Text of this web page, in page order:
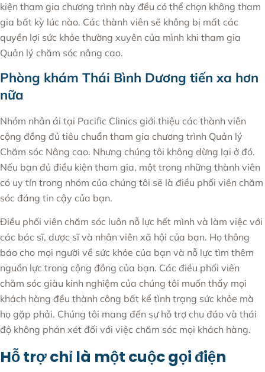
kiện tham gia chương trình này đều có thể chọn không tham
gia bất kỳ lúc nào. Các thành viên sẽ không bị mất các
quyền lợi sức khỏe thường xuyên của mình khi tham gia
Quản lý chăm sóc nâng cao.
Phòng khám Thái Bình Dương tiến xa hơn
nữa
Nhóm nhân ái tại Pacific Clinics giới thiệu các thành viên
cộng đồng đủ tiêu chuẩn tham gia chương trình Quản lý
Chăm sóc Nâng cao. Nhưng chúng tôi không dừng lại ở đó.
Nếu bạn đủ điều kiện tham gia, một trong những thành viên
có uy tín trong nhóm của chúng tôi sẽ là điều phối viên chăm
sóc đáng tin cậy của bạn.
Điều phối viên chăm sóc luôn nỗ lực hết mình và làm việc với
các bác sĩ, dược sĩ và nhân viên xã hội của bạn. Họ thông
báo cho mọi người về sức khỏe của bạn và nỗ lực tìm thêm
nguồn lực trong cộng đồng của bạn. Các điều phối viên
chăm sóc giàu kinh nghiệm của chúng tôi muốn thấy mọi
khách hàng đều thành công bất kể tình trạng sức khỏe mà
họ gặp phải. Chúng tôi mang đến sự hỗ trợ chu đáo và thái
độ không phán xét đối với việc chăm sóc mọi khách hàng.
Hỗ trợ chỉ là một cuộc gọi điện